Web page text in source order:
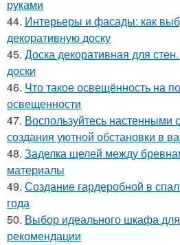
руками
44. Интерьеры и фасады: как
декоративную доску
45. Доска декоративная для
доски
46. Что такое освещённость на
освещенности
47. Воспользуйтесь настенными
создания уютной обстановки в
48. Заделка щелей между
материалы
49. Создание гардеробной в
года
50. Выбор идеального шкафа
рекомендации